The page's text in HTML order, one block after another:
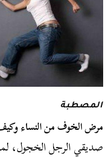
المصطبة
مرض الخوف من النساء
صديقي الرجل الخجول،